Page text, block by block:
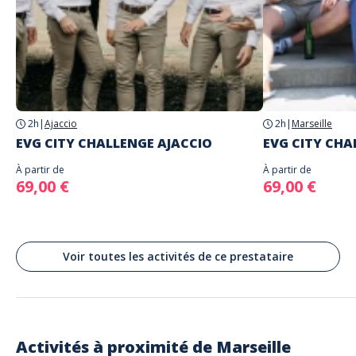
Le lieu de départ sera précisé avec envoi des instructions de jeu
N'entrez les identifiants communiqués que lorsque vous serez sur place et
prêts à commencer le jeu car la partie commencera
Langues parlées
Anglais, Français
Adresse
Stand alone activity
Place Jean Jaurès, Marseille, France
2h |Ajaccio
EVG CITY CHALLENGE AJACCIO
À partir de
69,00 €
2h | Marseille
EVG CITY
À partir de
69,00 €
Voir toutes les activités de ce prestataire
Activités à proximité de Marseille